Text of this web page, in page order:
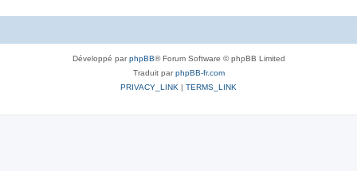
Développé parphpBB® Forum Software © phpBB Limited
Traduit parphpBB-fr.com
PRIVACY_LINK | TERMS_LINK